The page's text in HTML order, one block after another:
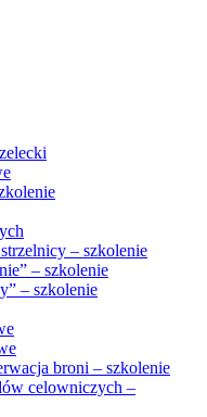
– szkolenie
– szkolenie
– szkolenie
broni – szkolenie
celowniczych –